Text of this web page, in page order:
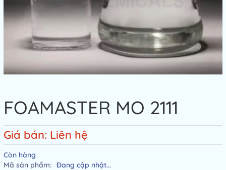
FOAMASTER MO 2111
Giá bán: Liên hệ
Còn hàng
Mã sản phẩm: Đang cập nhật...